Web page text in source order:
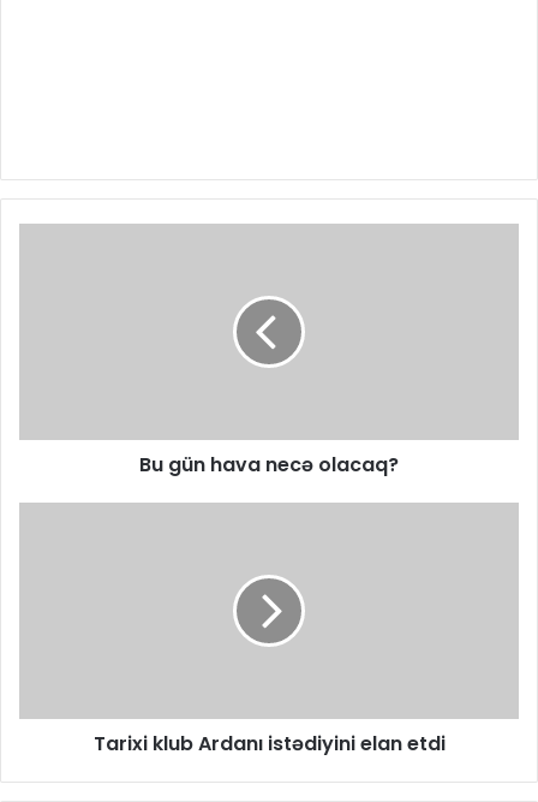
Bu gün hava necə olacaq?
Tarixi klub Ardanı istədiyini elan etdi